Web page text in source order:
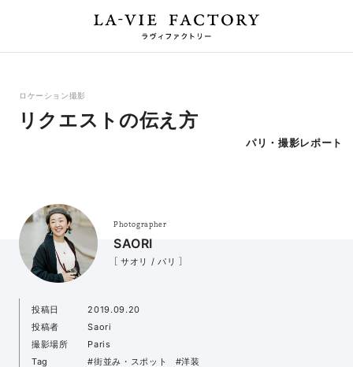
ロケーション撮影
リクエストの伝え方
パリ・撮影レポート
Photographer
SAORI
［ サオリ / パリ ］
投稿日
2019.09.20
投稿者
Saori
撮影場所
Paris
Tag
#街並み・スポット #洋装